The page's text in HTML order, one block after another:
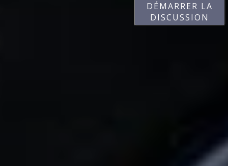
DÉMARRER LA
DISCUSSION